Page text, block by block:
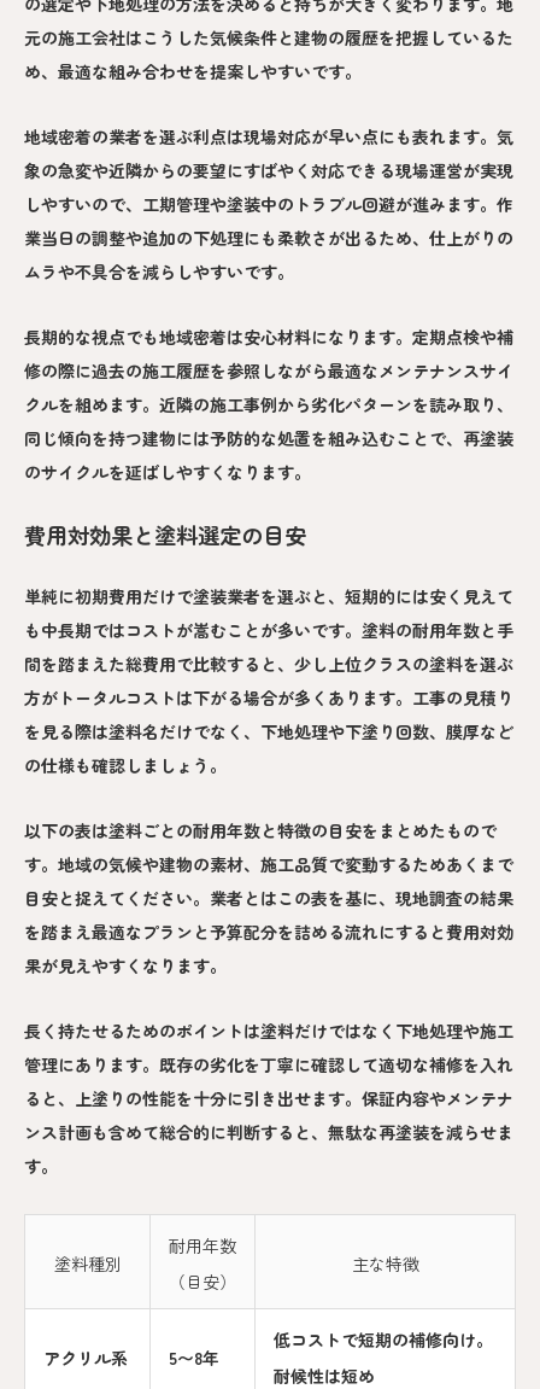
元の施工会社はこうした気候条件と建物の履歴を把握しているた
め、最適な組み合わせを提案しやすいです。
地域密着の業者を選ぶ利点は現場対応が早い点にも表れます。気
象の急変や近隣からの要望にすばやく対応できる現場運営が実現
しやすいので、工期管理や塗装中のトラブル回避が進みます。作
業当日の調整や追加の下処理にも柔軟さが出るため、仕上がりの
ムラや不具合を減らしやすいです。
長期的な視点でも地域密着は安心材料になります。定期点検や補
修の際に過去の施工履歴を参照しながら最適なメンテナンスサイ
クルを組めます。近隣の施工事例から劣化パターンを読み取り、
同じ傾向を持つ建物には予防的な処置を組み込むことで、再塗装
のサイクルを延ばしやすくなります。
費用対効果と塗料選定の目安
単純に初期費用だけで塗装業者を選ぶと、短期的には安く見えて
も中長期ではコストが嵩むことが多いです。塗料の耐用年数と手
間を踏まえた総費用で比較すると、少し上位クラスの塗料を選ぶ
方がトータルコストは下がる場合が多くあります。工事の見積り
を見る際は塗料名だけでなく、下地処理や下塗り回数、膜厚など
の仕様も確認しましょう。
以下の表は塗料ごとの耐用年数と特徴の目安をまとめたもので
す。地域の気候や建物の素材、施工品質で変動するためあくまで
目安と捉えてください。業者とはこの表を基に、現地調査の結果
を踏まえ最適なプランと予算配分を詰める流れにすると費用対効
果が見えやすくなります。
長く持たせるためのポイントは塗料だけではなく下地処理や施工
管理にあります。既存の劣化を丁寧に確認して適切な補修を入れ
ると、上塗りの性能を十分に引き出せます。保証内容やメンテナ
ンス計画も含めて総合的に判断すると、無駄な再塗装を減らせま
す。
塗料種別
耐用年数
（目安）
主な特徴
アクリル系 5〜8年
低コストで短期の補修向け。
耐候性は短め